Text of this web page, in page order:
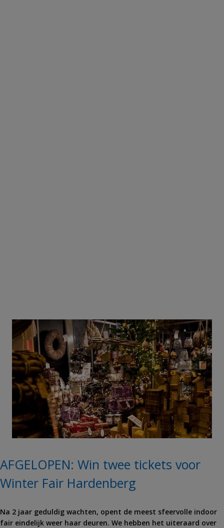
AFGELOPEN: Win twee tickets voor
Winter Fair Hardenberg
Na 2 jaar geduldig wachten, opent de meest sfeervolle indoor
fair eindelijk weer haar deuren. We hebben het uiteraard over